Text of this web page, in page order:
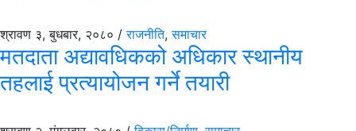
श्रावण ३, बुधबार, २०८० /राजनीति,समाचार
मतदाता अद्यावधिकको अधिकार स्थानीय
तहलाई प्रत्यायोजन गर्ने तयारी